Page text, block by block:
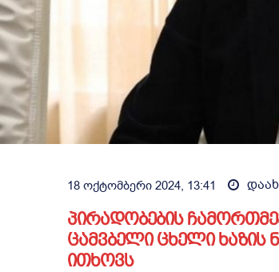
18 ოქტომბერი 2024, 13:41
პირადობების
ცამვბელი ცხელი ხაზის
ითხოვს